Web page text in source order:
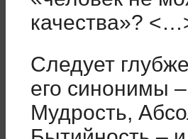
качества»?
Следует
его синонимы
Мудрость,